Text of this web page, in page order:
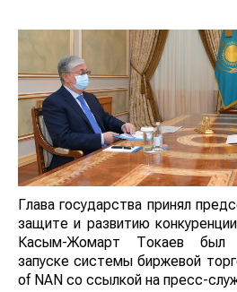
Глава государства принял
защите и развитию
Касым-Жомарт Токаев был
запуске системы биржевой
of NAN со ссылкой на пресс-